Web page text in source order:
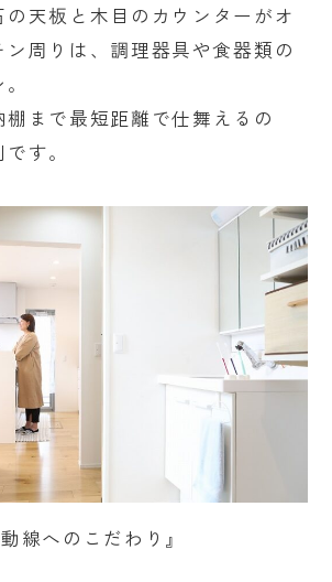
の天板と木目のカウンターがオ
周りは、調理器具や食器類の
まで最短距離で仕舞えるの
す。
線へのこだわり』